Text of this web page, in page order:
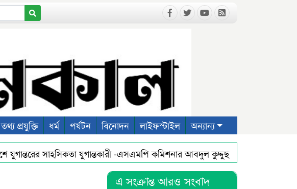
তথ্য প্রযুক্তি ধর্ম পর্যটন বিনোদন লাইফস্টাইল অন্যান্য
সাহসিকতা যুগান্তকারী -এসএমপি কমিশনার আবদুল কুদ্দুছ চৌধুরী পিপিএম
মাগফেরাত কামনায় সিলেট অনলাইন প্রেসক্লাবের দোয়া মাহফিল
এ সংক্রান্ত আরও সংবাদ